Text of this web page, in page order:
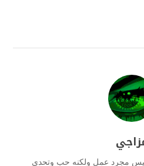
مجرد عمل ولكنه حب وتحدي